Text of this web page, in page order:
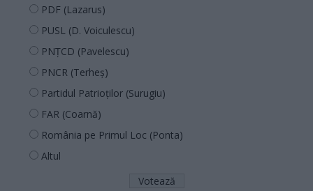
PDF (Lazarus)
PUSL (D. Voiculescu)
PNȚCD (Pavelescu)
PNCR (Terheș)
Partidul Patrioților (Surugiu)
FAR (Coarnă)
România pe Primul Loc (Ponta)
Altul